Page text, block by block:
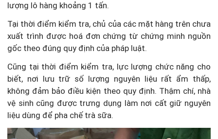
lượng lô hàng khoảng 1 tấn.
Tại thời điểm kiểm tra, chủ của các mặt hàng trên chưa
xuất trình được hoá đơn chứng từ chứng minh nguồn
gốc theo đúng quy định của pháp luật.
Cũng tại thời điểm kiểm tra, lực lượng chức năng cho
biết, nơi lưu trữ số lượng nguyên liệu rất ẩm thấp,
không đảm bảo điều kiện theo quy định. Thậm chí, nhà
vệ sinh cũng được trưng dụng làm nơi cất giữ nguyên
liệu dùng để pha chế trà sữa.